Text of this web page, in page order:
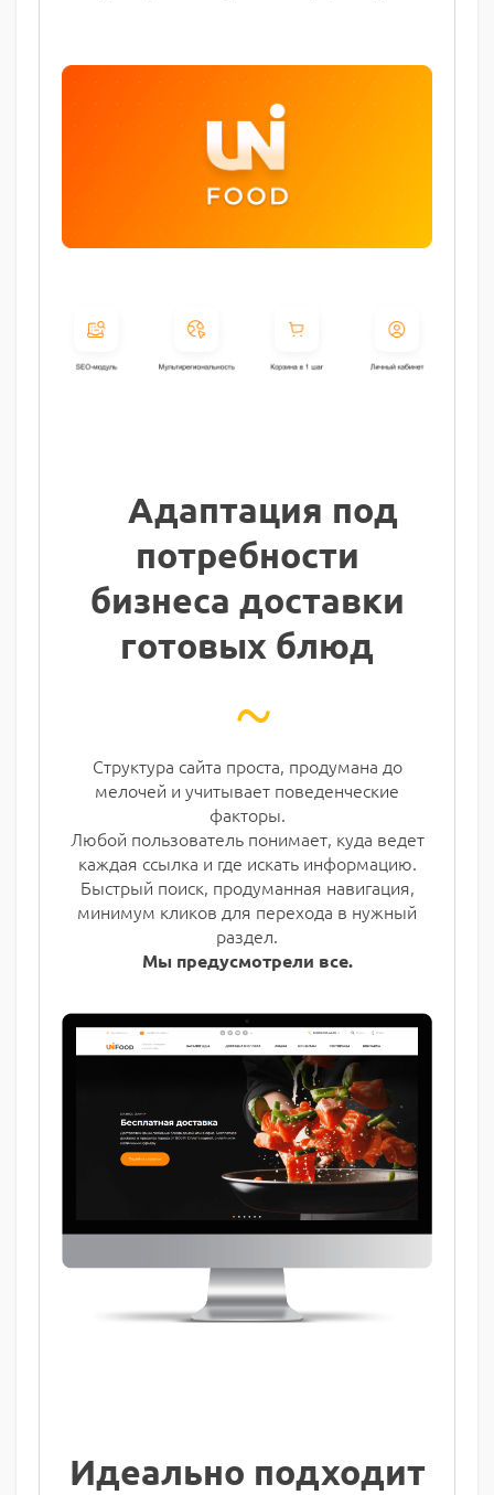
Адаптация под
потребности
бизнеса доставки
готовых блюд
~
Структура сайта проста, продумана до
мелочей и учитывает поведенческие
факторы.
Любой пользователь понимает, куда ведет
каждая ссылка и где искать информацию.
Быстрый поиск, продуманная навигация,
минимум кликов для перехода в нужный
раздел.
Мы предусмотрели все.
Идеально подходит